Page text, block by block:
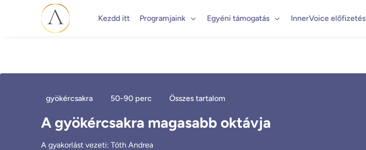
Kezdd itt Programjaink Egyéni támogatás InnerVoice előfizetés
gyökércsakra 50-90 perc Összes tartalom
A gyökércsakra magasabb oktávja
A gyakorlást vezeti: Tóth Andrea